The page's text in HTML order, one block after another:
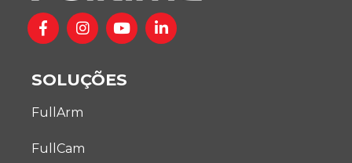
SOLUÇÕES
FullArm
FullCam